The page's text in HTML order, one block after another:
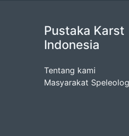
Pustaka Karst
Indonesia
Tentang kami
Masyarakat